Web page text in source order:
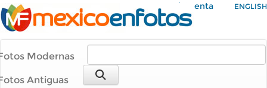
Mi Cuenta ENGLISH
Modernas
Antiguas